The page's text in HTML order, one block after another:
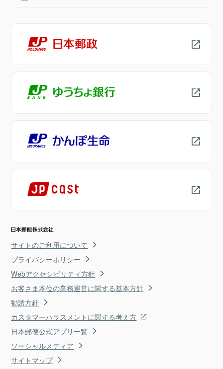
サイトのご利用について
プライバシーポリシー
Webアクセシビリティ方針
お客さま本位の業務運営に関する基本方針
勧誘方針
カスタマーハラスメントに関する考え方
日本郵便公式アプリ一覧
ソーシャルメディア
サイトマップ